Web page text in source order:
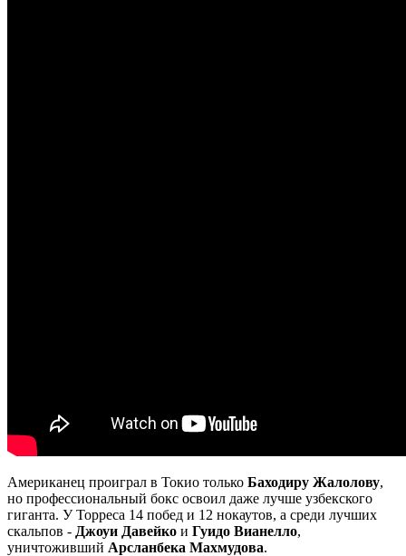
Американец проиграл в Токио только Баходиру Жалолову,
но профессиональный бокс освоил даже лучше узбекского
гиганта. У Торреса 14 побед и 12 нокаутов, а среди лучших
скальпов - Джоуи Давейко и Гуидо Вианелло,
уничтоживший Арсланбека Махмудова.